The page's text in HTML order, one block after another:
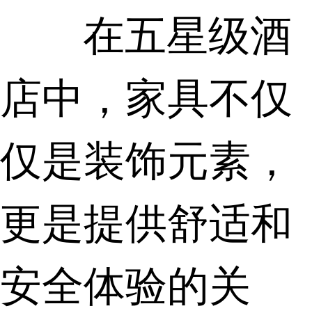
在五星级酒
店中，家具不仅
仅是装饰元素，
更是提供舒适和
安全体验的关